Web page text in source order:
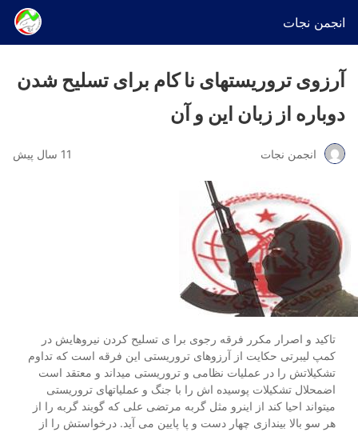
انجمن نجات
آرزوی تروریستهای نا کام برای تسلیح شدن
دوباره از زبان این و آن
انجمن نجات 11 سال پیش
تاکید و اصرار مکرر فرقه رجوی برا ی تسلیح کردن نیروهایش در
کمپ لیبرتی حکایت از آرزوهای تروریستی این فرقه است که تداوم
تشکیلاتش را در عملیات نظامی و تروریستی میداند و معتقد است
اضمحلال تشکیلات پوسیده اش را با جنگ و عملیاتهای تروریستی
میتواند احیا کند از اینرو مثل گربه مرتضی علی که گویند گربه را از
هر سو بالا بیندازی چهار دست و پا پایین می آید. درخواستش را از